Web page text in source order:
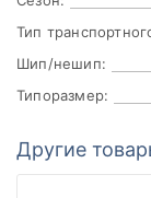
Тип
Шип/нешип:
Типоразмер:
Другие